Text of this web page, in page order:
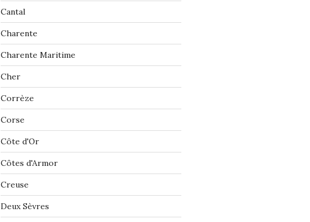
Cantal
Charente
Charente Maritime
Cher
Corrèze
Corse
Côte d'Or
Côtes d'Armor
Creuse
Deux Sèvres